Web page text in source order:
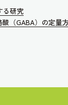
る研究
（GABA）の定量